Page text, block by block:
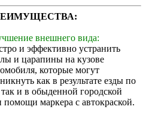
внешнего вида:
и эффективно устранить
и царапины на кузове
которые могут
как в результате езды по
и в обыденной городской
маркера с автокраской.